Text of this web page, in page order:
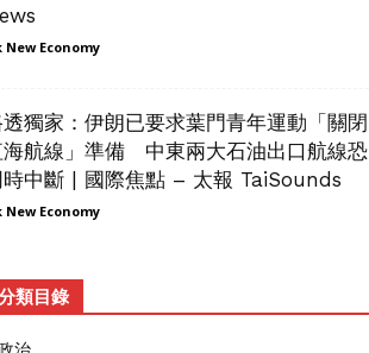
New Economy
透獨家：伊朗已要求葉門青年運動「關閉
海航線」準備 中東兩大石油出口航線恐
時中斷 | 國際焦點 – 太報 TaiSounds
New Economy
類目錄